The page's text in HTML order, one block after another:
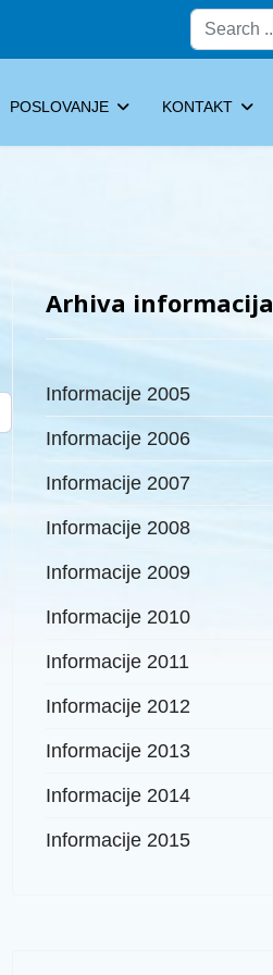
POSLOVANJE KONTAKT
Arhiva informacija
Informacije 2005
Informacije 2006
Informacije 2007
Informacije 2008
Informacije 2009
Informacije 2010
Informacije 2011
Informacije 2012
Informacije 2013
Informacije 2014
Informacije 2015